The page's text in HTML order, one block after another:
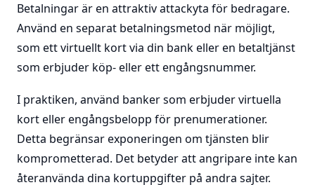
Betalningar är en attraktiv attackyta för bedragare.
Använd en separat betalningsmetod när möjligt,
som ett virtuellt kort via din bank eller en betaltjänst
som erbjuder köp- eller ett engångsnummer.
I praktiken, använd banker som erbjuder virtuella
kort eller engångsbelopp för prenumerationer.
Detta begränsar exponeringen om tjänsten blir
komprometterad. Det betyder att angripare inte kan
återanvända dina kortuppgifter på andra sajter.